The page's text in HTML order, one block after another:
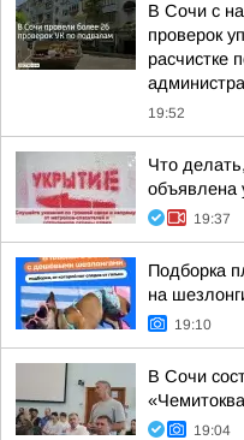
В Сочи с
проверок
расчистке
19:52
Что
объявлена
19:37
Подборка
на
19:10
В Сочи
19:04